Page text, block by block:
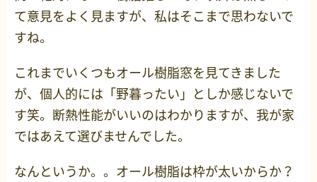
て意見をよく見ますが、私はそこまで思わないで
すね。
これまでいくつもオール樹脂窓を見てきました
が、個人的には「野暮ったい」としか感じないで
す笑。断熱性能がいいのはわかりますが、我が家
ではあえて選びませんでした。
なんというか。。オール樹脂は枠が太いからか？